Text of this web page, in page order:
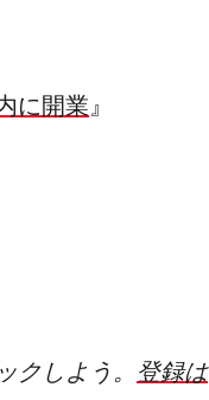
に開業』
クしよう。 登録は